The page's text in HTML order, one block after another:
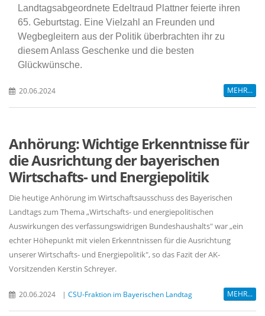
Landtagsabgeordnete Edeltraud Plattner feierte ihren
65. Geburtstag. Eine Vielzahl an Freunden und
Wegbegleitern aus der Politik überbrachten ihr zu
diesem Anlass Geschenke und die besten
Glückwünsche.
20.06.2024 MEHR...
Anhörung: Wichtige Erkenntnisse für
die Ausrichtung der bayerischen
Wirtschafts- und Energiepolitik
Die heutige Anhörung im Wirtschaftsausschuss des Bayerischen
Landtags zum Thema „Wirtschafts- und energiepolitischen
Auswirkungen des verfassungswidrigen Bundeshaushalts" war „ein
echter Höhepunkt mit vielen Erkenntnissen für die Ausrichtung
unserer Wirtschafts- und Energiepolitik", so das Fazit der AK-
Vorsitzenden Kerstin Schreyer.
20.06.2024 | CSU-Fraktion im Bayerischen Landtag MEHR...